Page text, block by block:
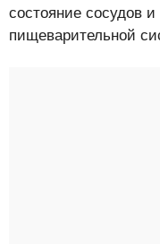
состояние сосудов
пищеварительной